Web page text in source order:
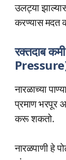
उलट्या
करण्यास मदत
रक्तदाब
नारळाच्या
प्रमाण भरपूर
करू शकतो.
नारळपाणी हे